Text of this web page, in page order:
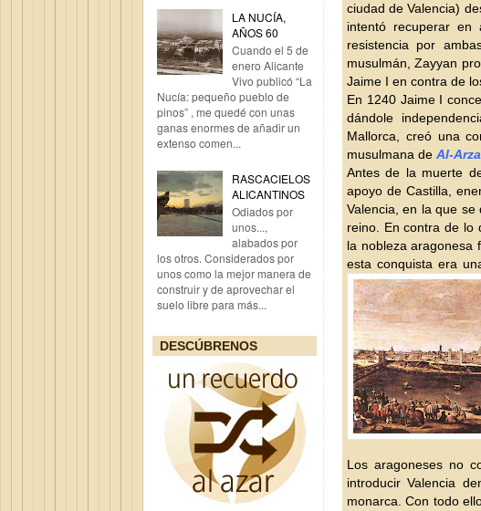
LA NUCÍA,
AÑOS 60
Cuando el 5 de
enero Alicante
Vivo publicó “La
Nucía: pequeño pueblo de
pinos” , me quedé con unas
ganas enormes de añadir un
extenso comen...
RASCACIELOS
ALICANTINOS
Odiados por
unos...,
alabados por
los otros. Considerados por
unos como la mejor manera de
construir y de aprovechar el
suelo libre para más...
DESCÚBRENOS
ciudad de Valencia)
intentó recuperar
resistencia por
musulmán, Zayyan
Jaime I en contra de
En 1240 Jaime I
dándole
Mallorca, creó una
musulmana de Al-
Antes de la muerte
apoyo de Castilla,
Valencia, en la que
reino. En contra de lo
la noblezaaragonesa
esta conquista era
Los aragoneses no
introducir Valencia
monarca. Con todo